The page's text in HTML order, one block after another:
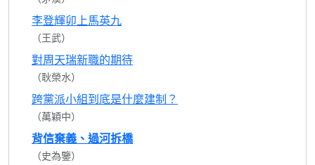
李登輝卯上馬英九
（王武）
對周天瑞新職的期待
（耿榮水）
跨黨派小組到底是什麼建制？
（萬穎中）
背信棄義、過河拆橋
（史為鑒）